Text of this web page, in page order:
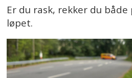
Er du rask, rekker du
løpet.